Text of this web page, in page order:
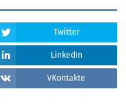
Twitter
LinkedIn
VKontakte